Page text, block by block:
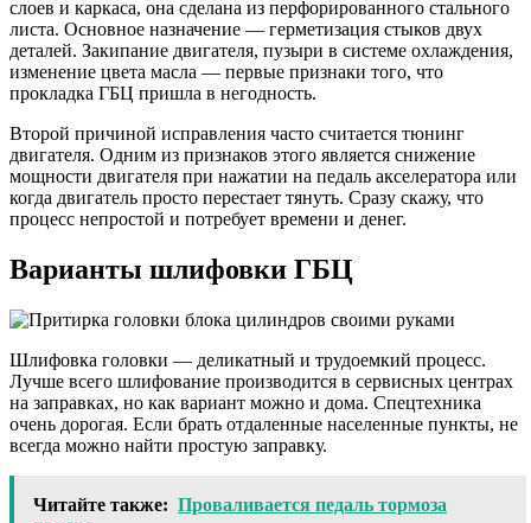
слоев и каркаса, она сделана из перфорированного стального
листа. Основное назначение — герметизация стыков двух
деталей. Закипание двигателя, пузыри в системе охлаждения,
изменение цвета масла — первые признаки того, что
прокладка ГБЦ пришла в негодность.
Второй причиной исправления часто считается тюнинг
двигателя. Одним из признаков этого является снижение
мощности двигателя при нажатии на педаль акселератора или
когда двигатель просто перестает тянуть. Сразу скажу, что
процесс непростой и потребует времени и денег.
Варианты шлифовки ГБЦ
Шлифовка головки — деликатный и трудоемкий процесс.
Лучше всего шлифование производится в сервисных центрах
на заправках, но как вариант можно и дома. Спецтехника
очень дорогая. Если брать отдаленные населенные пункты, не
всегда можно найти простую заправку.
Читайте также: Проваливается педаль тормоза